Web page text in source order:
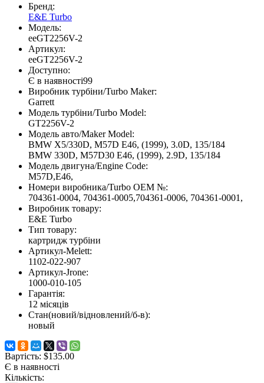
Бренд:
E&E Turbo
Модель:
eeGT2256V-2
Артикул:
eeGT2256V-2
Доступно:
Є в наявності99
Виробник турбіни/Turbo Maker:
Garrett
Модель турбіни/Turbo Model:
GT2256V-2
Модель авто/Maker Model:
BMW X5/330D, M57D E46, (1999), 3.0D, 135/184
BMW 330D, M57D30 E46, (1999), 2.9D, 135/184
Модель двигуна/Engine Code:
M57D,E46,
Номери виробника/Turbo OEM №:
704361-0004, 704361-0005,704361-0006, 704361-0001,
Виробник товару:
E&E Turbo
Тип товару:
картридж турбіни
Артикул-Melett:
1102-022-907
Артикул-Jrone:
1000-010-105
Гарантія:
12 місяців
Стан(новий/відновлений/б-в):
новый
Вартість: $135.00
Є в наявності
Кількість: